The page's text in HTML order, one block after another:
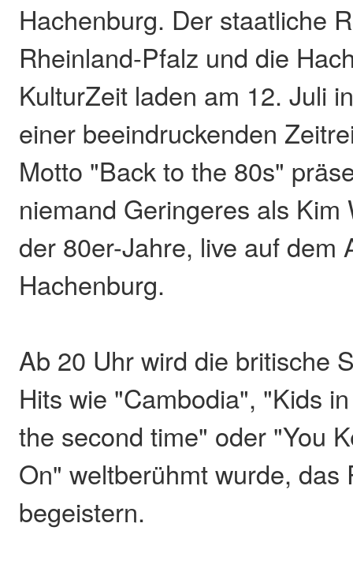
Hachenburg. Der staatliche
Rheinland-Pfalz und die
KulturZeit laden am 12. Juli
einer beeindruckenden
Motto "Back to the 80s"
niemand Geringeres als Kim
der 80er-Jahre, live auf dem
Hachenburg.
Ab 20 Uhr wird die britische
Hits wie "Cambodia", "Kids
the second time" oder "You
On" weltberühmt wurde, das
begeistern.